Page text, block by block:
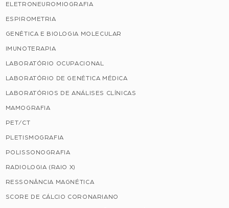
ELETRONEUROMIOGRAFIA
ESPIROMETRIA
GENÉTICA E BIOLOGIA MOLECULAR
IMUNOTERAPIA
LABORATÓRIO OCUPACIONAL
LABORATÓRIO DE GENÉTICA MÉDICA
LABORATÓRIOS DE ANÁLISES CLÍNICAS
MAMOGRAFIA
PET/CT
PLETISMOGRAFIA
POLISSONOGRAFIA
RADIOLOGIA (RAIO X)
RESSONÂNCIA MAGNÉTICA
SCORE DE CÁLCIO CORONARIANO